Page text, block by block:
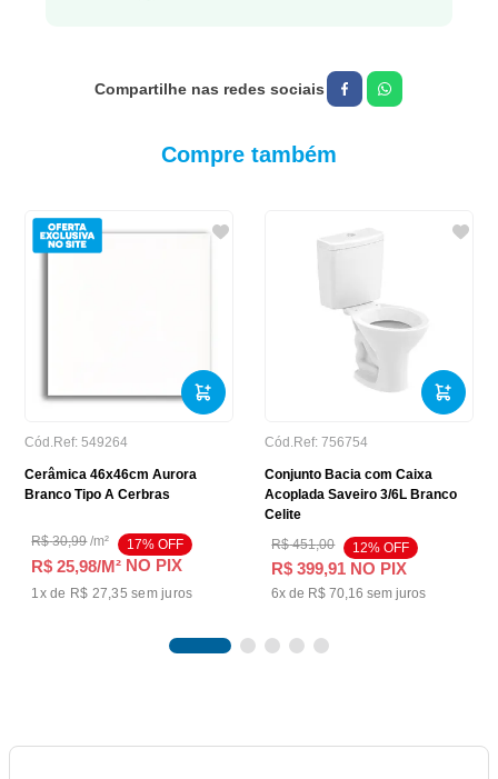
Compre também
Cód.Ref: 549264
Cerâmica 46x46cm Aurora
Branco Tipo A Cerbras
R$ 30,99/m² 17% OFF
R$ 25,98/M² NO PIX
1x de R$ 27,35 sem juros
Cód.Ref: 756754
Conjunto Bacia com Caixa
Acoplada Saveiro 3/6L Branco
Celite
R$ 451,00 12% OFF
R$ 399,91 NO PIX
6x de R$ 70,16 sem juros